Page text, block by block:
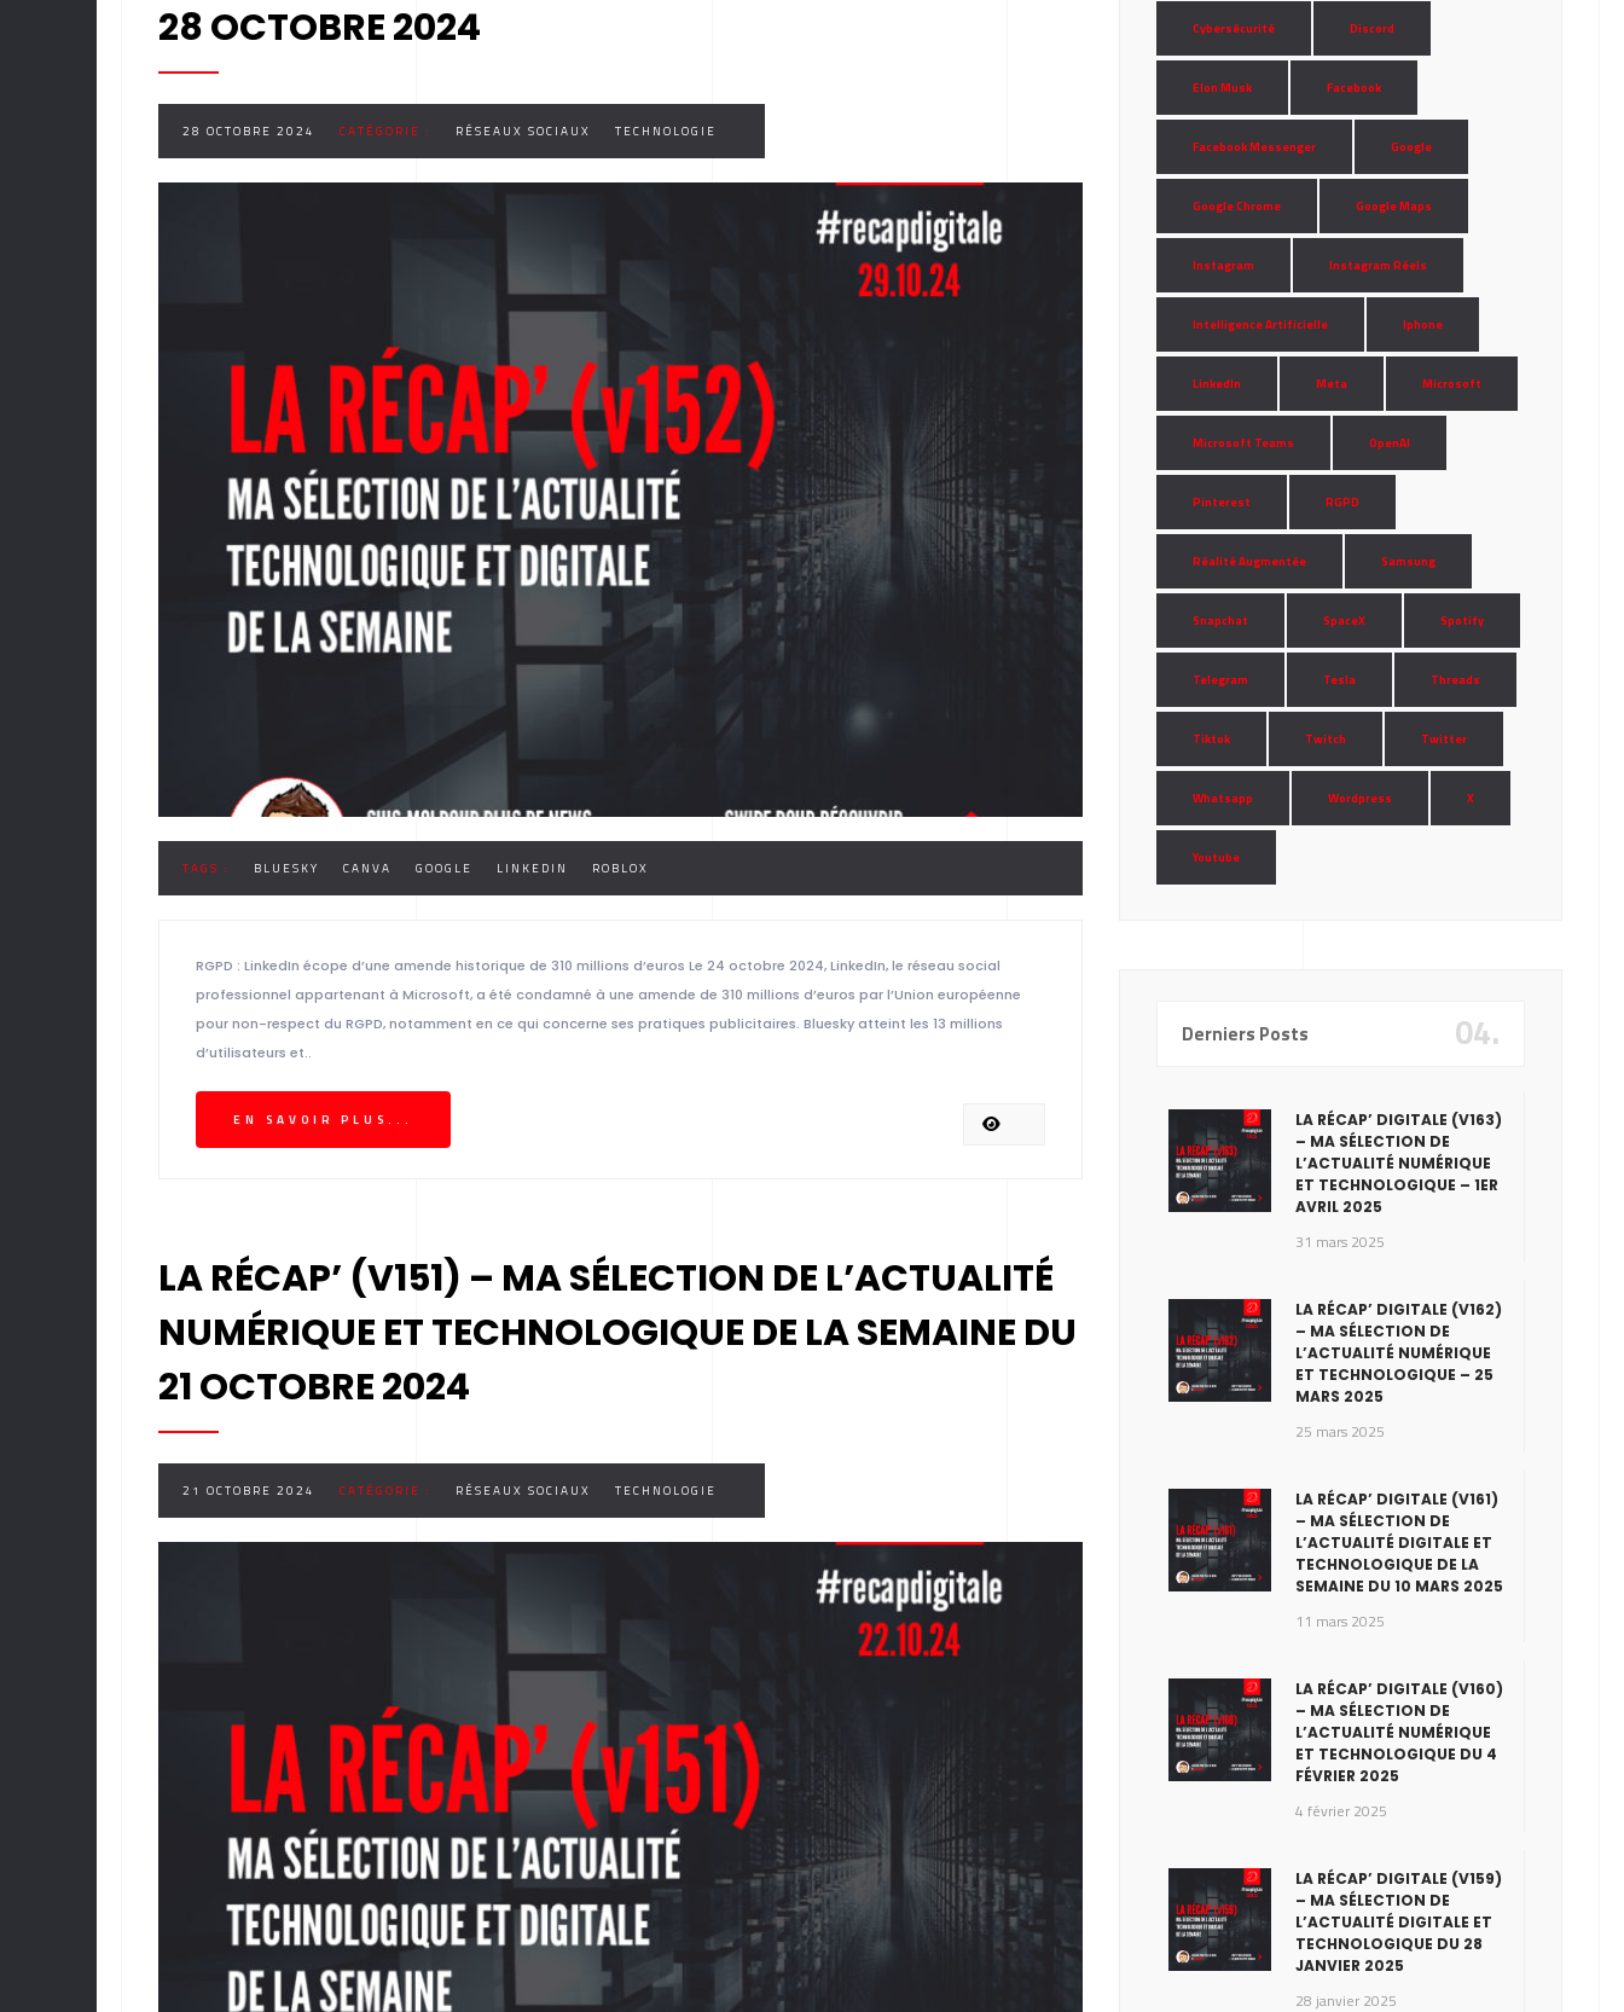
28 OCTOBRE 2024
28 OCTOBRE 2024 CATÉGORIE : RÉSEAUX SOCIAUX TECHNOLOGIE
TAGS : BLUESKY CANVA GOOGLE LINKEDIN ROBLOX
RGPD : LinkedIn écope d’une amende historique de 310 millions d’euros Le 24 octobre 2024, LinkedIn, le réseau social
professionnel appartenant à Microsoft, a été condamné à une amende de 310 millions d’euros par l’Union européenne
pour non-respect du RGPD, notamment en ce qui concerne ses pratiques publicitaires. Bluesky atteint les 13 millions
d’utilisateurs et..
EN SAVOIR PLUS...
LA RÉCAP’ (V151) – MA SÉLECTION DE L’ACTUALITÉ
NUMÉRIQUE ET TECHNOLOGIQUE DE LA SEMAINE DU
21 OCTOBRE 2024
21 OCTOBRE 2024 CATÉGORIE : RÉSEAUX SOCIAUX TECHNOLOGIE
Cybersécurité Discord
Elon Musk Facebook
Facebook Messenger Google
Google Chrome Google Maps
Instagram Instagram Réels
Intelligence Artificielle Iphone
LinkedIn Meta Microsoft
Microsoft Teams OpenAI
Pinterest RGPD
Réalité Augmentée Samsung
Snapchat SpaceX Spotify
Telegram Tesla Threads
Tiktok Twitch Twitter
Whatsapp Wordpress X
Youtube
Derniers Posts 04.
LA RÉCAP’ DIGITALE (V163)
– MA SÉLECTION DE
L’ACTUALITÉ NUMÉRIQUE
ET TECHNOLOGIQUE – 1ER
AVRIL 2025
31 mars 2025
LA RÉCAP’ DIGITALE (V162)
– MA SÉLECTION DE
L’ACTUALITÉ NUMÉRIQUE
ET TECHNOLOGIQUE – 25
MARS 2025
25 mars 2025
LA RÉCAP’ DIGITALE (V161)
– MA SÉLECTION DE
L’ACTUALITÉ DIGITALE ET
TECHNOLOGIQUE DE LA
SEMAINE DU 10 MARS 2025
11 mars 2025
LA RÉCAP’ DIGITALE (V160)
– MA SÉLECTION DE
L’ACTUALITÉ NUMÉRIQUE
ET TECHNOLOGIQUE DU 4
FÉVRIER 2025
4 février 2025
LA RÉCAP’ DIGITALE (V159)
– MA SÉLECTION DE
L’ACTUALITÉ DIGITALE ET
TECHNOLOGIQUE DU 28
JANVIER 2025
28 janvier 2025